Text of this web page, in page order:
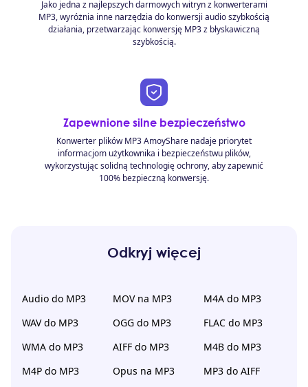
Jako jedna z najlepszych darmowych witryn z konwerterami
MP3, wyróżnia inne narzędzia do konwersji audio szybkością
działania, przetwarzając konwersję MP3 z błyskawiczną
szybkością.
Zapewnione silne bezpieczeństwo
Konwerter plików MP3 AmoyShare nadaje priorytet
informacjom użytkownika i bezpieczeństwu plików,
wykorzystując solidną technologię ochrony, aby zapewnić
100% bezpieczną konwersję.
Odkryj więcej
Audio do MP3 MOV na MP3
M4A do MP3
WAV do MP3
OGG do MP3
FLAC do MP3
WMA do MP3
AIFF do MP3
M4B do MP3
M4P do MP3
Opus na MP3
MP3 do AIFF